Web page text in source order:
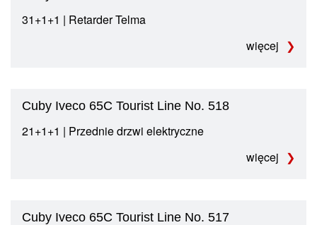
31+1+1 | Retarder Telma
więcej
Cuby Iveco 65C Tourist Line No. 518
21+1+1 | Przednie drzwi elektryczne
więcej
Cuby Iveco 65C Tourist Line No. 517